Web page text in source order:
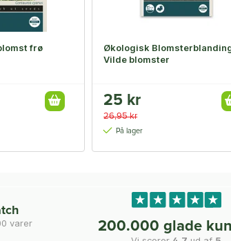
frø
Økologisk
Vilde blomster
25 kr
26,95 kr
På lager
varer 200.000 glade